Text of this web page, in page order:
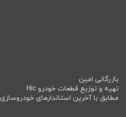
بازرگانی امین
تهیه و توزیع قطعات خودرو Hic
مطابق با آخرین استاندارهای خودروسازی